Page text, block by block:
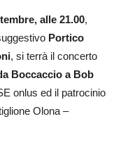
alle 21.00,
Portico
, si terrà il concerto
Boccaccio a Bob
onlus ed il patrocinio
Olona –